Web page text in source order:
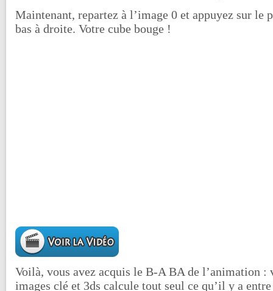
Maintenant, repartez à l’image 0 et appuyez sur le
bas à droite. Votre cube bouge !
Voilà, vous avez acquis le B-A BA de l’animation :
images clé et 3ds calcule tout seul ce qu’il y a